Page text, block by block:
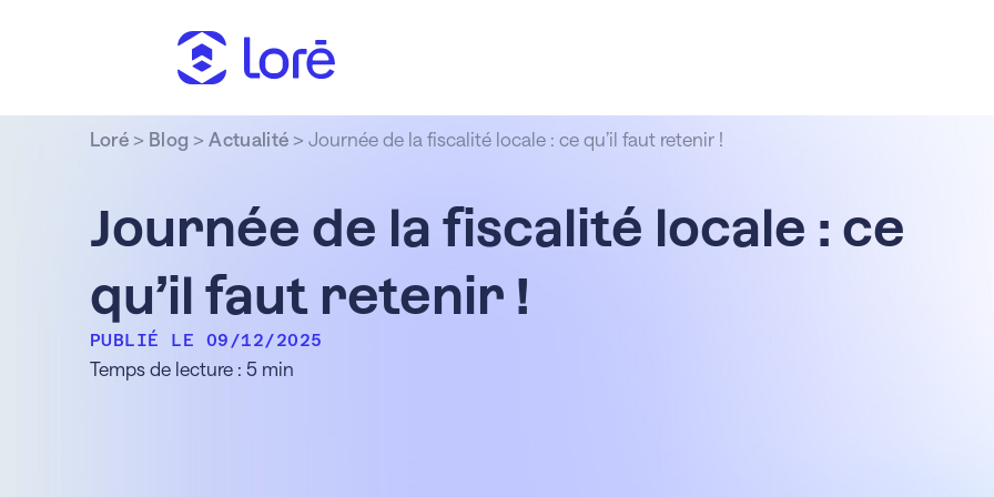
Journée de la fiscalité locale : ce
qu’il faut retenir !
PUBLIÉ LE 09/12/2025
Temps de lecture : 5 min
Loré > Blog >Actualité >Journée de la fiscalité locale : ce qu’il faut retenir !